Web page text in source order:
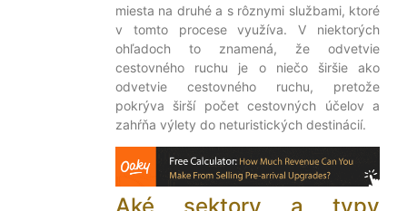
miesta na druhé a s rôznymi službami, ktoré
v tomto procese využíva. V niektorých
ohľadoch to znamená, že odvetvie
cestovného ruchu je o niečo širšie ako
odvetvie cestovného ruchu, pretože
pokrýva širší počet cestovných účelov a
zahŕňa výlety do neturistických destinácií.
Aké sektory a typy